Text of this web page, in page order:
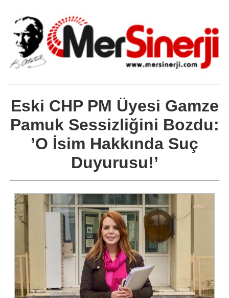
Eski CHP PM Üyesi Gamze
Pamuk Sessizliğini Bozdu:
’O İsim Hakkında Suç
Duyurusu!’